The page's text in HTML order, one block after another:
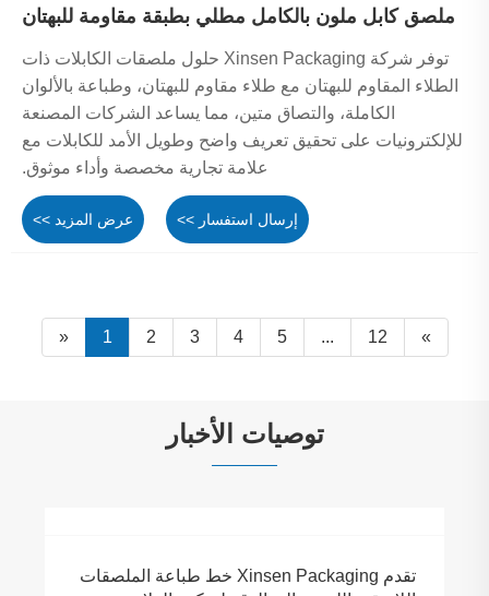
ملصق كابل ملون بالكامل مطلي بطبقة مقاومة للبهتان
توفر شركة Xinsen Packaging حلول ملصقات الكابلات ذات
الطلاء المقاوم للبهتان مع طلاء مقاوم للبهتان، وطباعة بالألوان
الكاملة، والتصاق متين، مما يساعد الشركات المصنعة
للإلكترونيات على تحقيق تعريف واضح وطويل الأمد للكابلات مع
علامة تجارية مخصصة وأداء موثوق.
عرض المزيد >> إرسال استفسار >>
« 1 2 3 4 5 ... 12 »
توصيات الأخبار